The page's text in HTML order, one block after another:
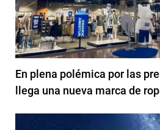
En plena polémica por las
llega una nueva marca de